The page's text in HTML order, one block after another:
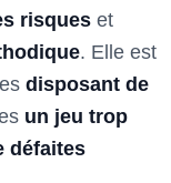
risques et
. Elle est
disposant de
un jeu trop
défaites